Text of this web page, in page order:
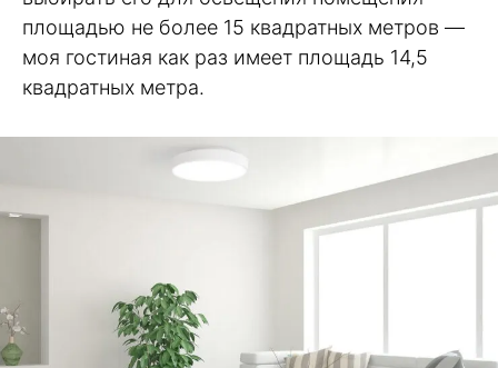
площадью не более 15 квадратных метров —
моя гостиная как раз имеет площадь 14,5
квадратных метра.